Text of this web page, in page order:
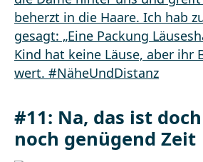
#11: Na, das ist
noch genügend Zeit